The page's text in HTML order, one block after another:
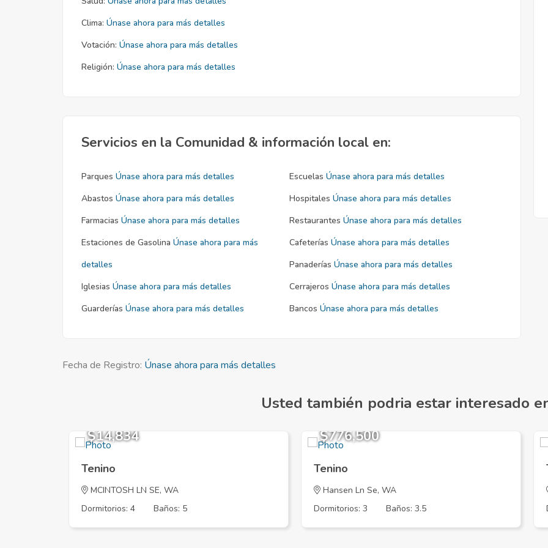
Clima: Únase ahora para más detalles
Votación: Únase ahora para más detalles
Religión: Únase ahora para más detalles
Servicios en la Comunidad & información local en:
Parques Únase ahora para más detalles Escuelas Únase ahora para más detalles
Abastos Únase ahora para más detalles Hospitales Únase ahora para más detalles
Farmacias Únase ahora para más detalles Restaurantes Únase ahora para más detalles
Estaciones de Gasolina Únase ahora para más
detalles
Cafeterías Únase ahora para más detalles
Panaderías Únase ahora para más detalles
Iglesias Únase ahora para más detalles Cerrajeros Únase ahora para más detalles
Guarderías Únase ahora para más detalles Bancos Únase ahora para más detalles
Fecha de Registro: Únase ahora para más detalles
Usted también podria estar interesado
$14,834
Tenino
MCINTOSH LN SE, WA
Dormitorios: 4
Baños: 5
$776,500
Tenino
Hansen Ln Se, WA
Dormitorios: 3
Baños: 3.5